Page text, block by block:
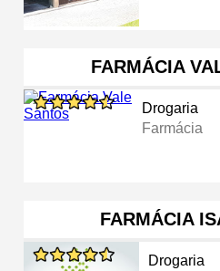
FARMÁCIA
Drogaria
Farmácia
FARMÁCIA
Drogaria